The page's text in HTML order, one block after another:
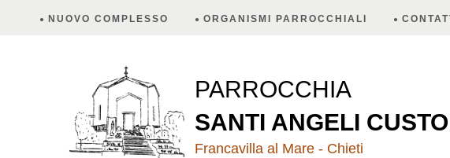
NUOVO COMPLESSO ORGANISMI PARROCCHIALI
PARROCCHIA
SANTI ANGELI
Francavilla al Mare - Chieti